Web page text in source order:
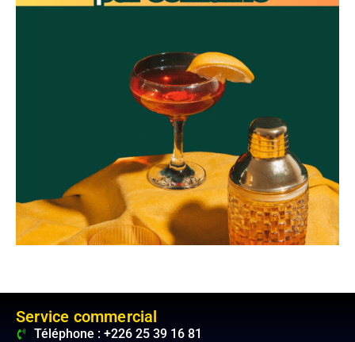
Service commercial
Téléphone : +226 25 39 16 81